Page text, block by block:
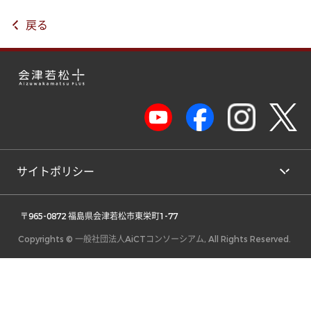
戻る
サイトポリシー
〒965-0872 福島県会津若松市東栄町1-77
Copyrights © 一般社団法人AiCTコンソーシアム, All Rights Reserved.